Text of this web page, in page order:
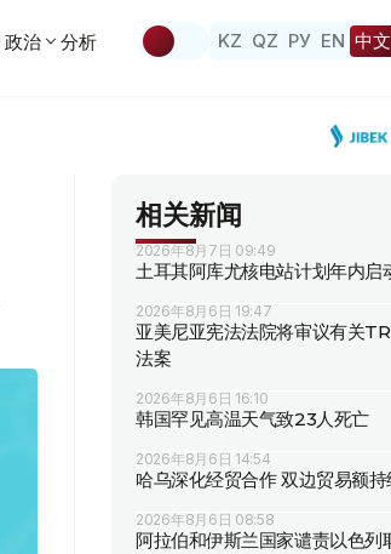
政治 分析 KZ QZ РУ EN 中文
相关新闻
2026年8月7日 09:49
土耳其阿库尤核电站计划年内启
2026年8月6日 19:47
亚美尼亚宪法法院将审议有关
法案
2026年8月6日 16:10
韩国罕见高温天气致23人死亡
2026年8月6日 14:54
哈乌深化经贸合作 双边贸易额
2026年8月6日 08:58
阿拉伯和伊斯兰国家谴责以色列